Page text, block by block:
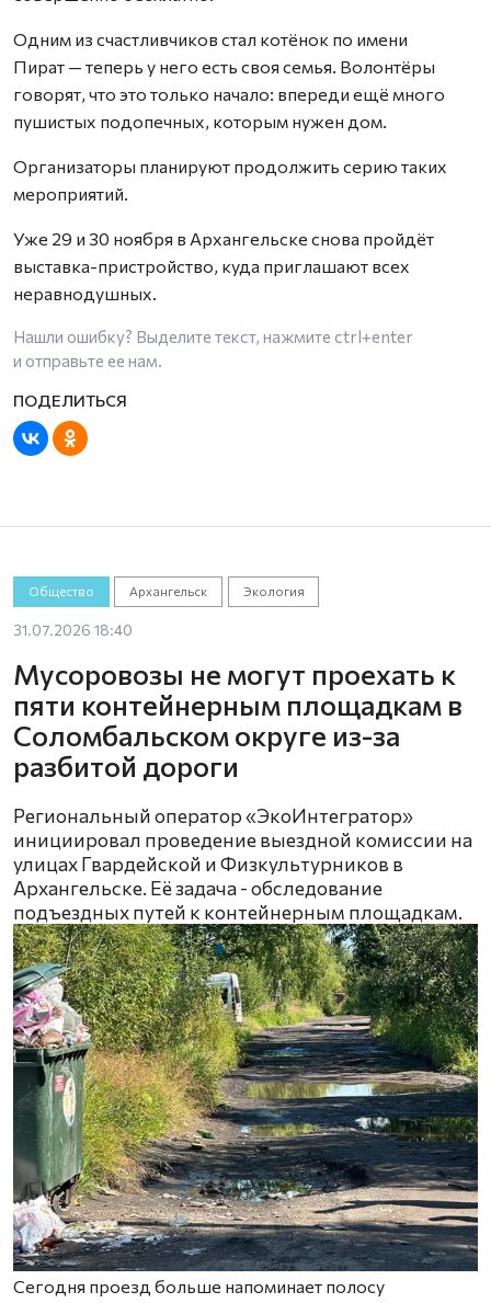
Одним из счастливчиков стал котёнок по имени
Пират — теперь у него есть своя семья. Волонтёры
говорят, что это только начало: впереди ещё много
пушистых подопечных, которым нужен дом.
Организаторы планируют продолжить серию таких
мероприятий.
Уже 29 и 30 ноября в Архангельске снова пройдёт
выставка-пристройство, куда приглашают всех
неравнодушных.
Нашли ошибку? Выделите текст, нажмите ctrl+enter
и отправьте ее нам.
Общество Архангельск Экология
31.07.2026 18:40
Мусоровозы не могут проехать к
пяти контейнерным площадкам в
Соломбальском округе из-за
разбитой дороги
Региональный оператор «ЭкоИнтегратор»
инициировал проведение выездной комиссии на
улицах Гвардейской и Физкультурников в
Архангельске. Её задача - обследование
подъездных путей к контейнерным площадкам.
Сегодня проезд больше напоминает полосу